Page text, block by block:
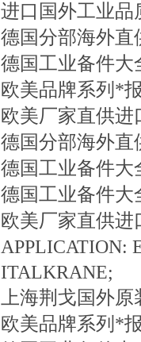
进口国外工业品
德国分部海外直
德国工业备件大
欧美品牌系列*
欧美厂家直供进
德国分部海外直
德国工业备件大
德国工业备件大
欧美厂家直供进
APPLICATION:
ITALKRANE;
上海荆戈国外
欧美品牌系列*